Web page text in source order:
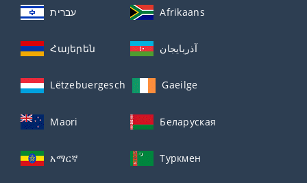
עברית Afrikaans
Հայերեն آذربايجان
Lëtzebuergesch Gaeilge
Maori Беларуская
አማርኛ Туркмен